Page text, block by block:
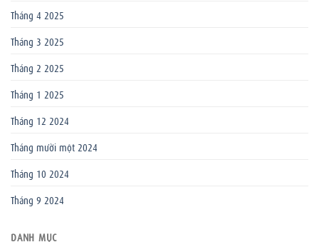
Tháng 4 2025
Tháng 3 2025
Tháng 2 2025
Tháng 1 2025
Tháng 12 2024
Tháng mười một 2024
Tháng 10 2024
Tháng 9 2024
DANH MỤC